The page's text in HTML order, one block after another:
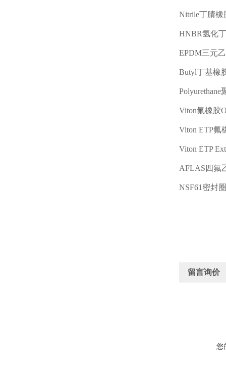
Nitrile丁腈橡
HNBR氢化
EPDM三元
Butyl丁基橡
Polyurethane
Viton氟橡胶
Viton ETP氟
Viton ETP
AFLAS 四氟
NSF61 密封
留言询价
您